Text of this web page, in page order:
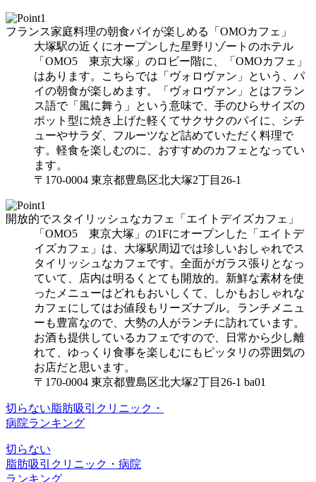
フランス家庭料理の朝食パイが楽しめる「OMOカフェ」
大塚駅の近くにオープンした星野リゾートのホテル
「OMO5 東京大塚」のロビー階に、「OMOカフェ」
はあります。こちらでは「ヴォロヴァン」という、パ
イの朝食が楽しめます。「ヴォロヴァン」とはフラン
ス語で「風に舞う」という意味で、手のひらサイズの
ポット型に焼き上げた軽くてサクサクのパイに、シチ
ューやサラダ、フルーツなど詰めていただく料理で
す。軽食を楽しむのに、おすすめのカフェとなってい
ます。
〒170-0004 東京都豊島区北大塚2丁目26-1
開放的でスタイリッシュなカフェ「エイトデイズカフェ」
「OMO5 東京大塚」の1Fにオープンした「エイトデ
イズカフェ」は、大塚駅周辺では珍しいおしゃれでス
タイリッシュなカフェです。全面がガラス張りとなっ
ていて、店内は明るくとても開放的。新鮮な素材を使
ったメニューはどれもおいしくて、しかもおしゃれな
カフェにしてはお値段もリーズナブル。ランチメニュ
ーも豊富なので、大勢の人がランチに訪れています。
お酒も提供しているカフェですので、日常から少し離
れて、ゆっくり食事を楽しむにもピッタリの雰囲気の
お店だと思います。
〒170-0004 東京都豊島区北大塚2丁目26-1 ba01
切らない脂肪吸引クリニック・
病院ランキング
切らない
脂肪吸引クリニック・病院
ランキング